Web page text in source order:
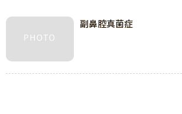
副鼻腔真菌症